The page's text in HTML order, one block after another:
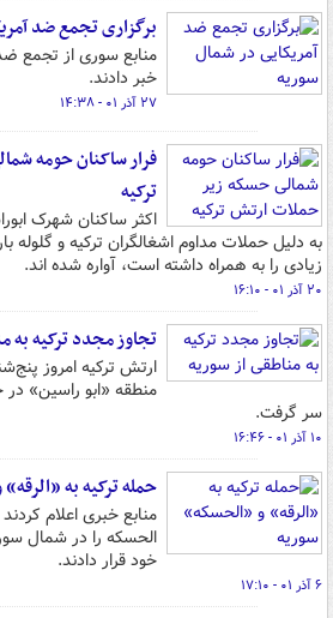
برگزاری تجمع ضد
منابع سوری از تجمع
خبر دادند.
۲۷ آذر ۰۱ - ۱۴:۳۸
فرار ساکنان حومه
ترکیه
اکثر ساکنان شهرک
به دلیل حملات مداوم اشغالگران ترکیه و گلوله
زیادی را به همراه داشته است، آواره شده اند.
۲۰ آذر ۰۱ - ۱۶:۱۰
تجاوز مجدد ترکیه به
ارتش ترکیه امروز
منطقه «ابو راسین»
سر گرفت.
۱۰ آذر ۰۱ - ۱۶:۴۶
حمله ترکیه به
منابع خبری اعلام
الحسکه را در شمال
خود قرار دادند.
۶ آذر ۰۱ - ۱۷:۱۰